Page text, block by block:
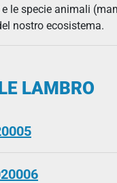
le specie animali
nostro ecosistema.
LAMBRO